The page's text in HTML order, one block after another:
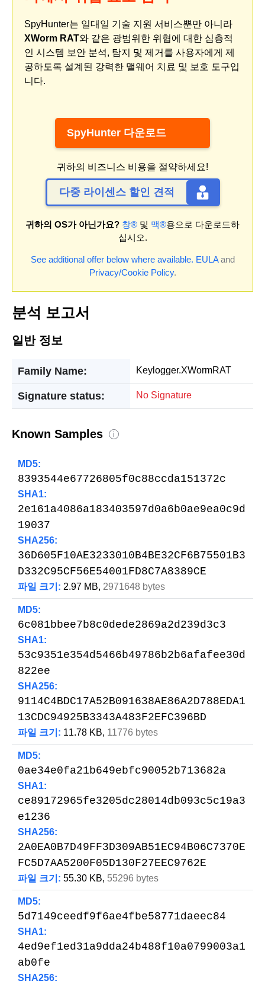
SpyHunter는 일대일 기술 지원 서비스뿐만 아니라
XWorm RAT와 같은 광범위한 위협에 대한 심층적
인 시스템 보안 분석, 탐지 및 제거를 사용자에게 제
공하도록 설계된 강력한 맬웨어 치료 및 보호 도구입
니다.
SpyHunter 다운로드
귀하의 비즈니스 비용을 절약하세요!
다중 라이센스 할인 견적
귀하의 OS가 아닌가요? 창® 및 맥®용으로 다운로드하
십시오.
See additional offer below where available. EULAand
Privacy/Cookie Policy.
분석 보고서
일반 정보
Family Name: Keylogger.XWormRAT
Signature status: No Signature
Known Samples i
MD5:
8393544e67726805f0c88ccda151372c
SHA1:
2e161a4086a183403597d0a6b0ae9ea0c9d
19037
SHA256:
36D605F10AE3233010B4BE32CF6B75501B3
D332C95CF56E54001FD8C7A8389CE
파일 크기: 2.97 MB, 2971648 bytes
MD5:
6c081bbee7b8c0dede2869a2d239d3c3
SHA1:
53c9351e354d5466b49786b2b6afafee30d
822ee
SHA256:
9114C4BDC17A52B091638AE86A2D788EDA1
13CDC94925B3343A483F2EFC396BD
파일 크기: 11.78 KB, 11776 bytes
MD5:
0ae34e0fa21b649ebfc90052b713682a
SHA1:
ce89172965fe3205dc28014db093c5c19a3
e1236
SHA256:
2A0EA0B7D49FF3D309AB51EC94B06C7370E
FC5D7AA5200F05D130F27EEC9762E
파일 크기: 55.30 KB, 55296 bytes
MD5:
5d7149ceedf9f6ae4fbe58771daeec84
SHA1:
4ed9ef1ed31a9dda24b488f10a0799003a1
ab0fe
SHA256: